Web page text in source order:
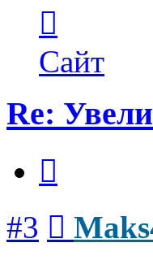
пользователя
Maks42
Сайт
Re:
#3